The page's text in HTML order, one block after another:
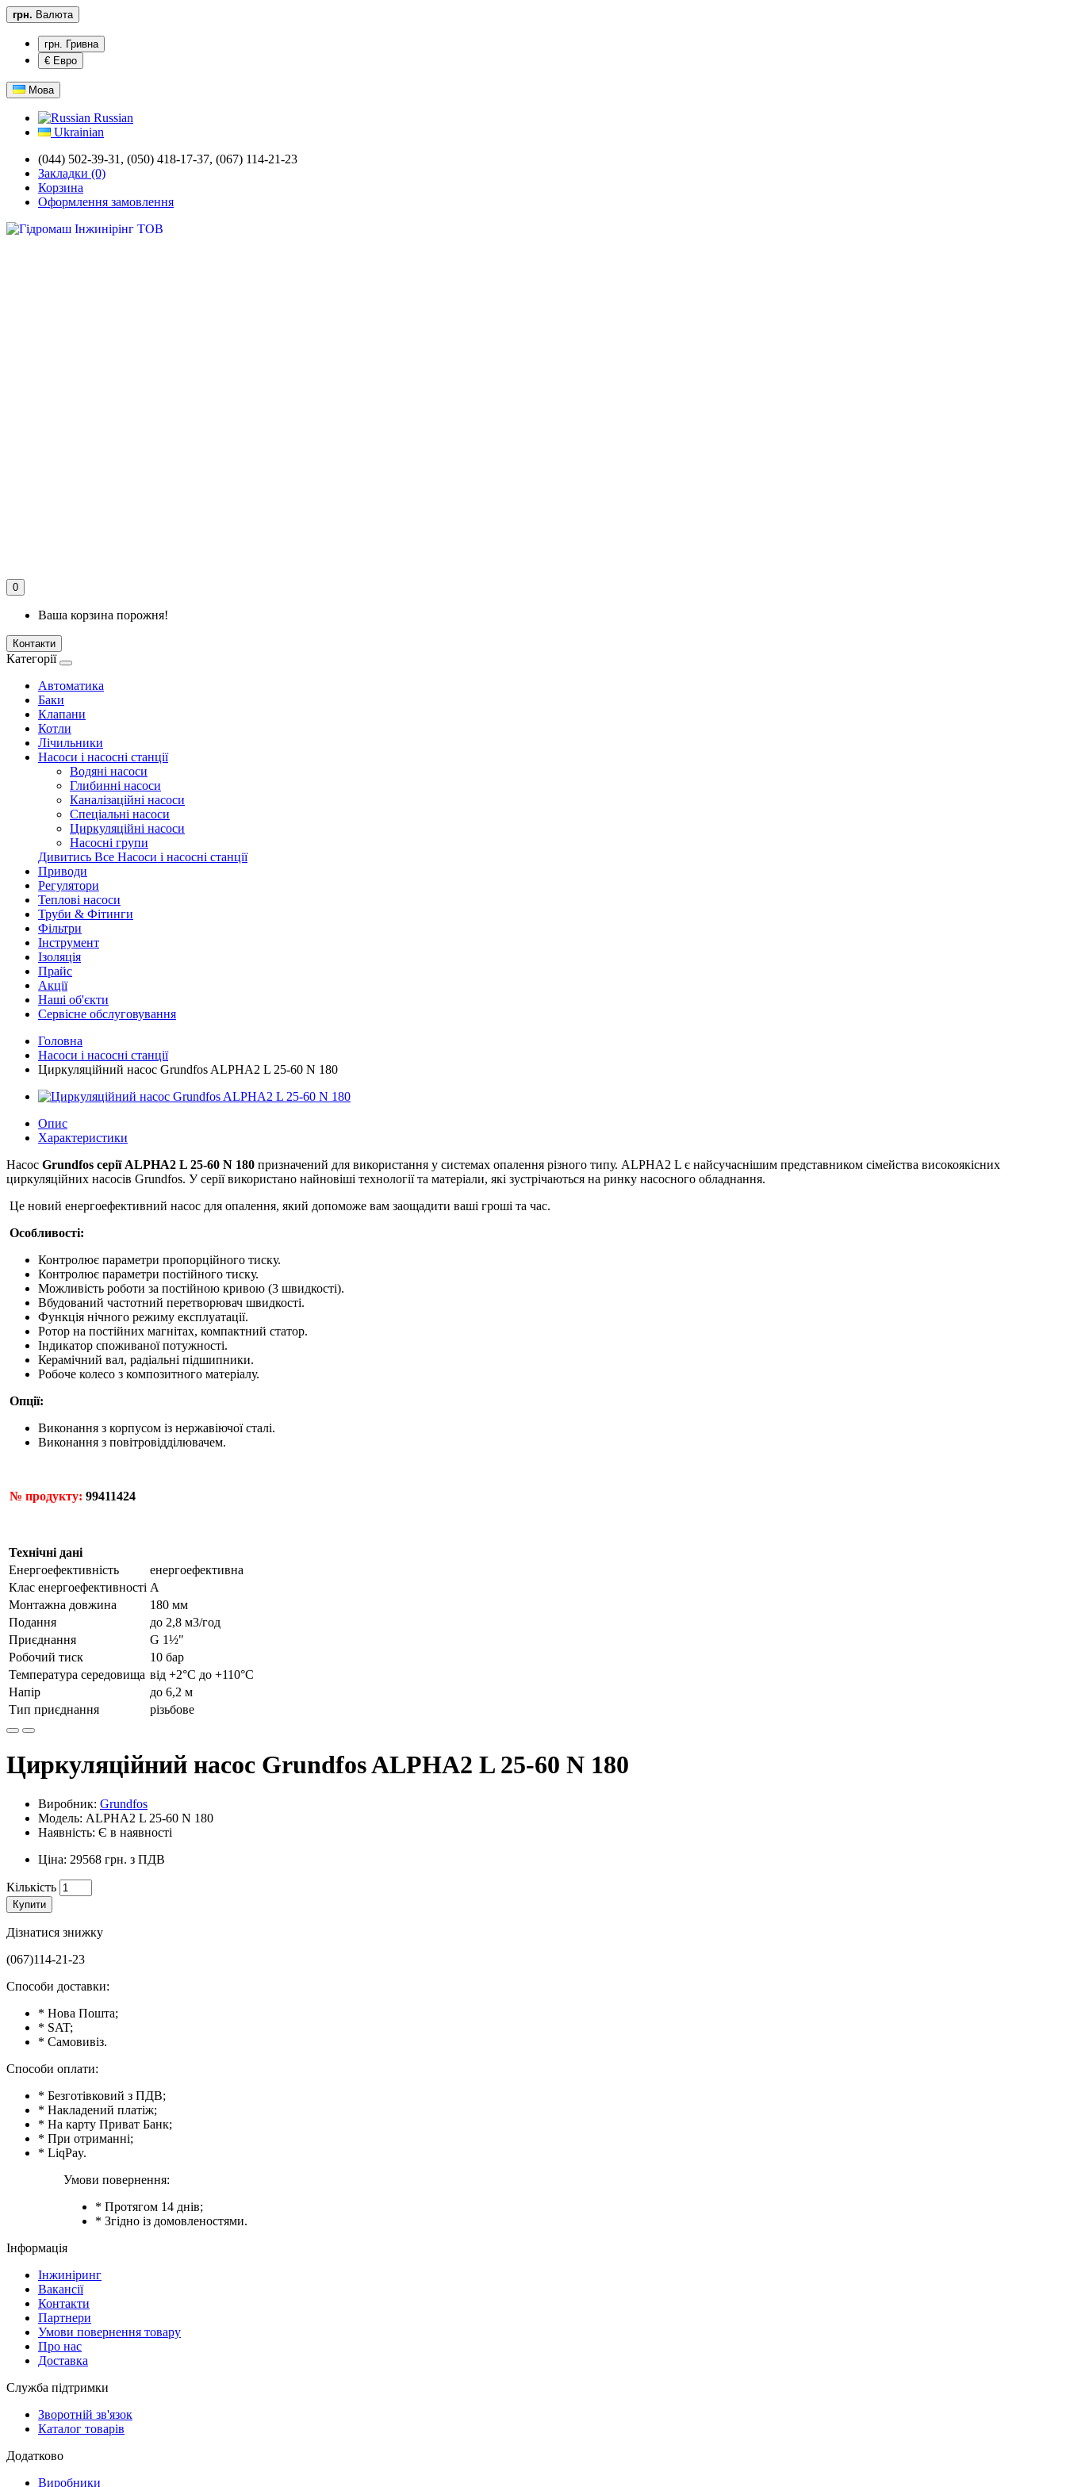
грн. Валюта
грн. Гривна
€ Евро
Мова
Russian
Ukrainian
(044) 502-39-31, (050) 418-17-37, (067) 114-21-23
Закладки (0)
Корзина
Оформлення замовлення
0
Ваша корзина порожня!
Контакти
Категорії
Автоматика
Баки
Клапани
Котли
Лічильники
Насоси і насосні станції
Водяні насоси
Глибинні насоси
Каналізаційні насоси
Спеціальні насоси
Циркуляційні насоси
Насосні групи
Дивитись Все Насоси і насосні станції
Приводи
Регулятори
Теплові насоси
Труби & Фітинги
Фільтри
Інструмент
Ізоляція
Прайс
Акції
Наші об'єкти
Сервісне обслуговування
Головна
Насоси і насосні станції
Циркуляційний насос Grundfos ALPHA2 L 25-60 N 180
Опис
Характеристики
Насос Grundfos серії ALPHA2 L 25-60 N 180 призначений для використання у системах опалення різного типу. ALPHA2 L є найсучаснішим представником сімейства високоякісних
циркуляційних насосів Grundfos. У серії використано найновіші технології та матеріали, які зустрічаються на ринку насосного обладнання.
Це новий енергоефективний насос для опалення, який допоможе вам заощадити ваші гроші та час.
Особливості:
Контролює параметри пропорційного тиску.
Контролює параметри постійного тиску.
Можливість роботи за постійною кривою (3 швидкості).
Вбудований частотний перетворювач швидкості.
Функція нічного режиму експлуатації.
Ротор на постійних магнітах, компактний статор.
Індикатор споживаної потужності.
Керамічний вал, радіальні підшипники.
Робоче колесо з композитного матеріалу.
Опції:
Виконання з корпусом із нержавіючої сталі.
Виконання з повітровідділювачем.
№ продукту: 99411424
Технічні дані
Енергоефективність
енергоефективна
Клас енергоефективності А
Монтажна довжина
180 мм
Подання
до 2,8 м3/год
Приєднання
G 1½"
Робочий тиск
10 бар
Температура середовища від +2°С до +110°С
Напір
до 6,2 м
Тип приєднання
різьбове
Циркуляційний насос Grundfos ALPHA2 L 25-60 N 180
Виробник: Grundfos
Модель: ALPHA2 L 25-60 N 180
Наявність: Є в наявності
Ціна: 29568 грн. з ПДВ
Кількість
Купити
Дізнатися знижку
(067)114-21-23
Способи доставки:
* Нова Пошта;
* SAT;
* Самовивіз.
Способи оплати:
* Безготівковий з ПДВ;
* Накладений платіж;
* На карту Приват Банк;
* При отриманні;
* LiqPay.
Умови повернення:
* Протягом 14 днів;
* Згідно із домовленостями.
Інформація
Інжиніринг
Вакансії
Контакти
Партнери
Умови повернення товару
Про нас
Доставка
Служба підтримки
Зворотній зв'язок
Каталог товарів
Додатково
Виробники